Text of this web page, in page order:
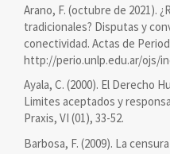
Arano, F. (octubre de 2021).
tradicionales? Disputas y
conectividad. Actas de
http://perio.unlp.edu.ar/ojs/
Ayala, C. (2000). El Derecho
Limites aceptados y
Praxis, VI (01), 33-52.
Barbosa, F. (2009). La